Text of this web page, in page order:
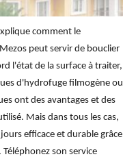
comment le
peut servir de bouclier
l'état de la surface à traiter,
d'hydrofuge filmogène ou
ont des avantages et des
Mais dans tous les cas,
efficace et durable grâce
son service